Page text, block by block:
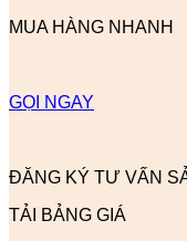
MUA HÀNG NHANH
GỌI NGAY
ĐĂNG KÝ TƯ VẤN
TẢI BẢNG GIÁ